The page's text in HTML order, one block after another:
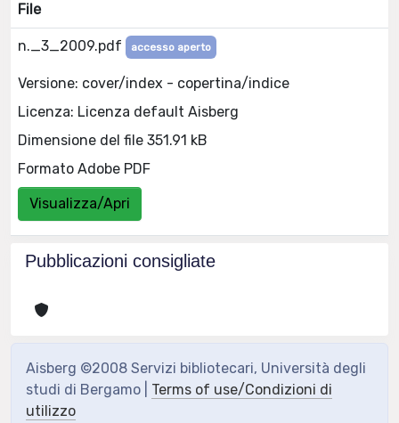
File
n._3_2009.pdf accesso aperto
Versione: cover/index - copertina/indice
Licenza: Licenza default Aisberg
Dimensione del file 351.91 kB
Formato Adobe PDF
Visualizza/Apri
Pubblicazioni consigliate
Aisberg ©2008 Servizi bibliotecari, Università degli
studi di Bergamo | Terms of use/Condizioni di
utilizzo